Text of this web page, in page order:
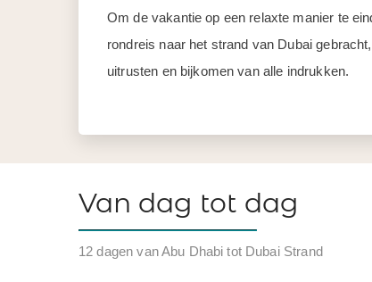
Om de vakantie op een relaxte manier te
rondreis naar het strand van Dubai
uitrusten en bijkomen van alle indrukken.
Van dag tot dag
12 dagen van Abu Dhabi tot Dubai Strand